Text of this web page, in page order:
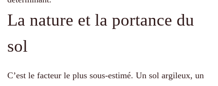
La nature et la portance du
sol
C’est le facteur le plus sous-estimé. Un sol argileux, un